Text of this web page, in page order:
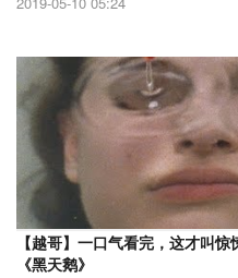
【越哥】一口气看完，这才叫
《黑天鹅》